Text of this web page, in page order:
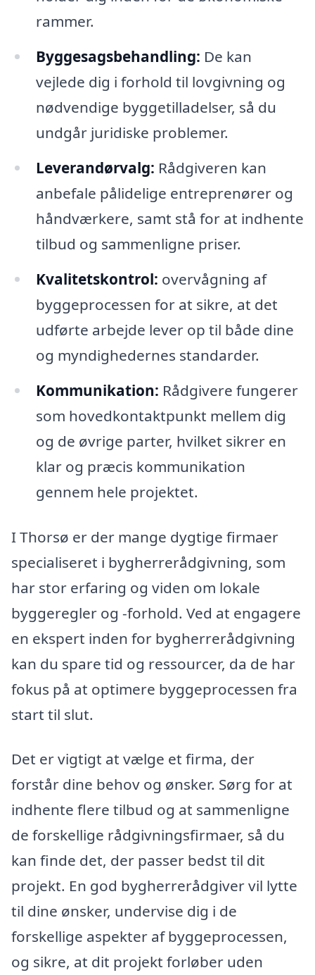
rammer.
Byggesagsbehandling: De kan
vejlede dig i forhold til lovgivning og
nødvendige byggetilladelser, så du
undgår juridiske problemer.
Leverandørvalg: Rådgiveren kan
anbefale pålidelige entreprenører og
håndværkere, samt stå for at indhente
tilbud og sammenligne priser.
Kvalitetskontrol: overvågning af
byggeprocessen for at sikre, at det
udførte arbejde lever op til både dine
og myndighedernes standarder.
Kommunikation: Rådgivere fungerer
som hovedkontaktpunkt mellem dig
og de øvrige parter, hvilket sikrer en
klar og præcis kommunikation
gennem hele projektet.
I Thorsø er der mange dygtige firmaer
specialiseret i bygherrerådgivning, som
har stor erfaring og viden om lokale
byggeregler og -forhold. Ved at engagere
en ekspert inden for bygherrerådgivning
kan du spare tid og ressourcer, da de har
fokus på at optimere byggeprocessen fra
start til slut.
Det er vigtigt at vælge et firma, der
forstår dine behov og ønsker. Sørg for at
indhente flere tilbud og at sammenligne
de forskellige rådgivningsfirmaer, så du
kan finde det, der passer bedst til dit
projekt. En god bygherrerådgiver vil lytte
til dine ønsker, undervise dig i de
forskellige aspekter af byggeprocessen,
og sikre, at dit projekt forløber uden